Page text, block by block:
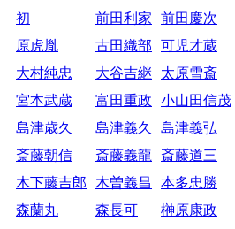
初
前田利家 前田慶次
原虎胤
古田織部 可児才蔵
大村純忠
大谷吉継 太原雪斎
宮本武蔵
富田重政 小山田信茂
島津歳久
島津義久 島津義弘
斎藤朝信
斎藤義龍 斎藤道三
木下藤吉郎
木曽義昌 本多忠勝
森蘭丸
森長可 榊原康政